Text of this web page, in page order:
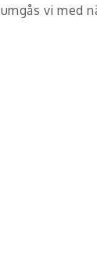
umgås vi med